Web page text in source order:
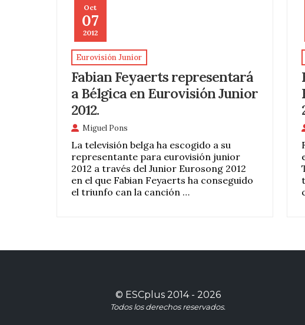
Oct
07
2012
Eurovisión Junior
Fabian Feyaerts representará
a Bélgica en Eurovisión Junior
2012.
Miguel Pons
La televisión belga ha escogido a su
representante para eurovisión junior
2012 a través del Junior Eurosong 2012
en el que Fabian Feyaerts ha conseguido
el triunfo can la canción …
© ESCplus2014 - 2026
Todos los derechos reservados.